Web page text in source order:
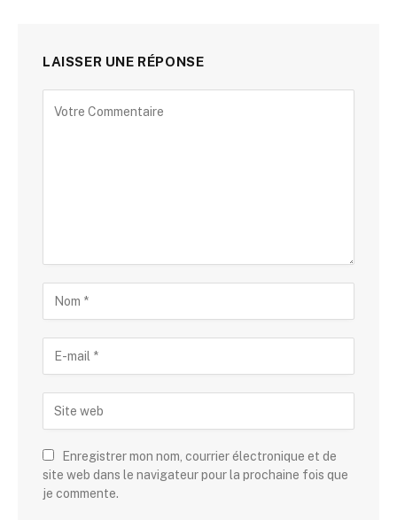
LAISSER UNE RÉPONSE
Enregistrer mon nom, courrier électronique et de
site web dans le navigateur pour la prochaine fois que
je commente.